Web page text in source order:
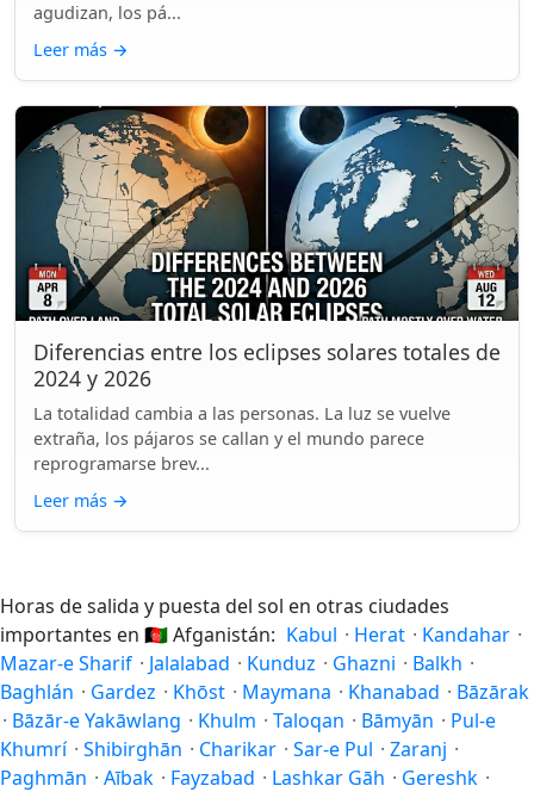
agudizan, los pá...
Leer más →
Diferencias entre los eclipses solares totales de
2024 y 2026
La totalidad cambia a las personas. La luz se vuelve
extraña, los pájaros se callan y el mundo parece
reprogramarse brev...
Leer más →
Horas de salida y puesta del sol en otras ciudades
importantes en 🇦🇫Afganistán: Kabul · Herat · Kandahar ·
Mazar-e Sharif · Jalalabad · Kunduz · Ghazni · Balkh ·
Baghlán · Gardez · Khōst · Maymana · Khanabad · Bāzārak
· Bāzār-e Yakāwlang · Khulm · Taloqan · Bāmyān · Pul-e
Khumrí · Shibirghān · Charikar · Sar-e Pul · Zaranj ·
Paghmān · Aībak · Fayzabad · Lashkar Gāh · Gereshk ·